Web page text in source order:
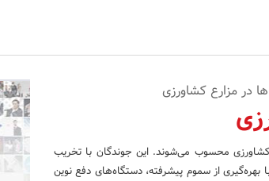
در مزارع کشاورزی
محسوب می‌شوند. این جوندگان با تخریب
از سموم پیشرفته، دستگاه‌های دفع نوین